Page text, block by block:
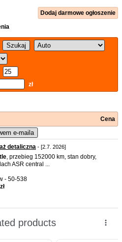
Dodaj darmowe ogłoszenie
zł
Cena
e-maila
detaliczna - [2.7. 2026]
, przebieg 152000 km, stan dobry,
ASR central ...
- 50-538